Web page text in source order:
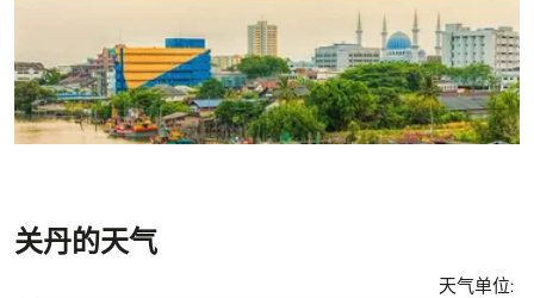
关丹的天气
天气单位: